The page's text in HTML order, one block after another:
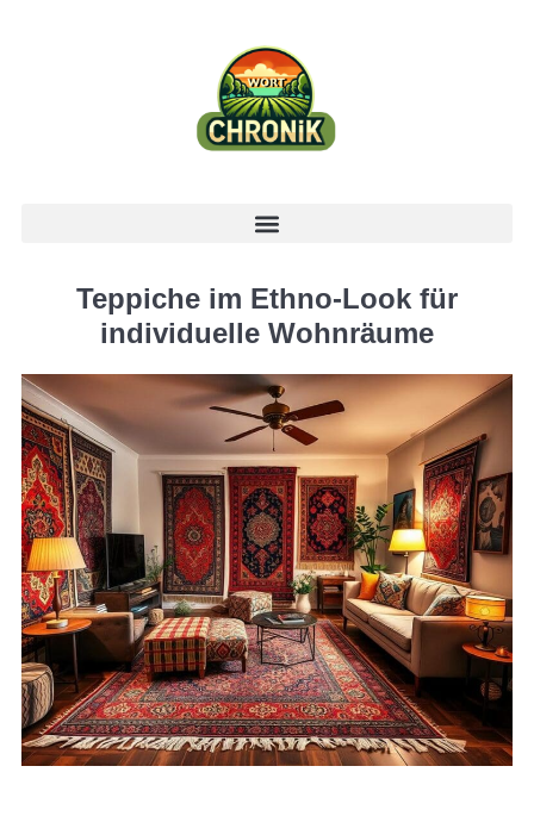
Teppiche im Ethno-Look für
individuelle Wohnräume